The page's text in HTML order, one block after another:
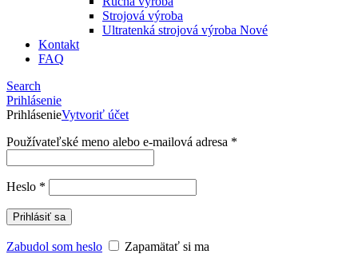
Strojová výroba
Ultratenká strojová výroba Nové
Kontakt
FAQ
Search
Prihlásenie
PrihlásenieVytvoriť účet
Používateľské meno alebo e-mailová adresa *
Heslo *
Prihlásiť sa
Zabudol som heslo
Zapamätať si ma